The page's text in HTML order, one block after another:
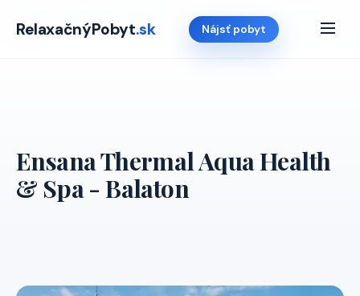
RelaxačnýPobyt.sk Nájsť pobyt
Ensana Thermal Aqua Health &
Spa
Ensana Thermal Aqua Health
& Spa - Balaton